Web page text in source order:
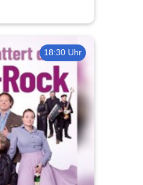
18:30 Uhr